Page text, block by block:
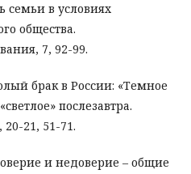
семьи в условиях
общества.
7, 92-99.
брак в России: «Темное
послезавтра.
21, 51-71.
и недоверие – общие